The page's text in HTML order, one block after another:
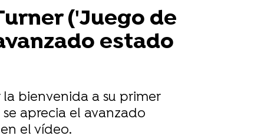
('Juego de
estado
bienvenida a su primer
aprecia el avanzado
el vídeo.